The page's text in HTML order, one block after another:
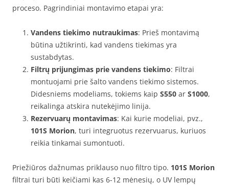
proceso. Pagrindiniai montavimo etapai yra:
Vandens tiekimo nutraukimas: Prieš montavimą
būtina užtikrinti, kad vandens tiekimas yra
sustabdytas.
Filtrų prijungimas prie vandens tiekimo: Filtrai
montuojami prie šalto vandens tiekimo sistemos.
Didesniems modeliams, tokiems kaip S550 ar S1000,
reikalinga atskira nutekėjimo linija.
Rezervuarų montavimas: Kai kurie modeliai, pvz.,
101S Morion, turi integruotus rezervuarus, kuriuos
reikia tinkamai sumontuoti.
Priežiūros dažnumas priklauso nuo filtro tipo. 101S Morion
filtrai turi būti keičiami kas 6-12 mėnesių, o UV lempų